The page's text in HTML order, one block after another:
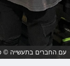
עם החברים בתעשייה ©